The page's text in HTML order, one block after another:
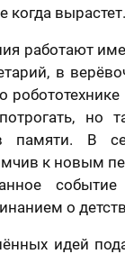
когда вырастет.
работают
в
но
памяти. В
к новым
о
идей